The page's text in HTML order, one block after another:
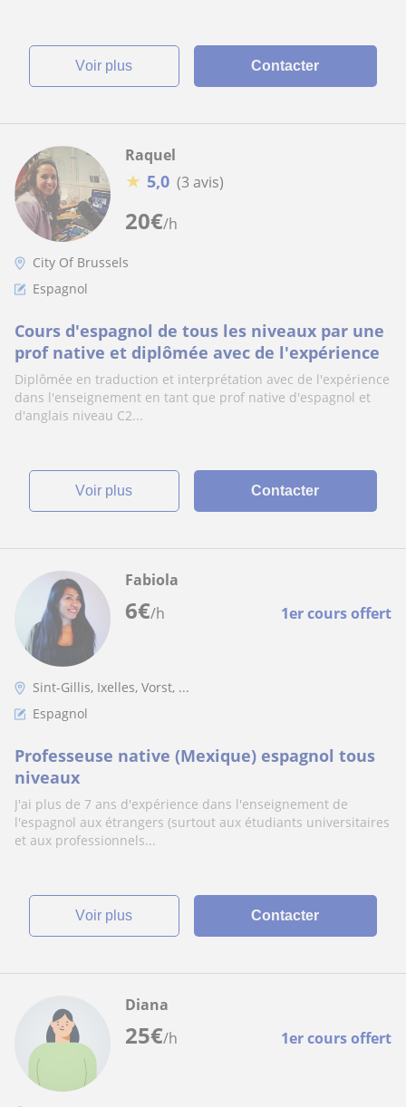
voir plus Contacter
20€/h
Raquel
★ 5,0 (3 avis)
City Of Brussels
Espagnol
Cours d'espagnol de tous les niveaux par une
prof native et diplômée avec de l'expérience
Diplômée en traduction et interprétation avec de l'expérience
dans l'enseignement en tant que prof native d'espagnol et
d'anglais niveau C2...
voir plus Contacter
6€/h 1er cours offert
Fabiola
Sint-Gillis, Ixelles, Vorst, ...
Espagnol
Professeuse native (Mexique) espagnol tous
niveaux
J'ai plus de 7 ans d'expérience dans l'enseignement de
l'espagnol aux étrangers (surtout aux étudiants universitaires
et aux professionnels...
voir plus Contacter
25€/h 1er cours offert
Diana